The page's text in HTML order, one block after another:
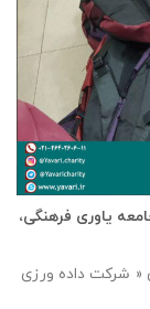
یاوری فرهنگی،
« شرکت داده ورزی